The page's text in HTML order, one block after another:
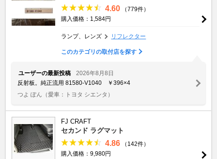
4.60
（779件）
購入価格：1,584円
ランプ、レンズ リフレクター
このカテゴリの取付店を探す
ユーザーの最新投稿
2026年8月8日
反射板。純正流用 81580-V1040 ￥396×4
つよ ぽん （愛車：トヨタ シエンタ）
FJ CRAFT
セカンド ラグマット
4.86
（142件）
購入価格：9,980円